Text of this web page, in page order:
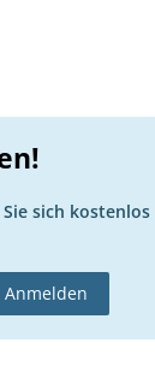
sich kostenlos
Anmelden